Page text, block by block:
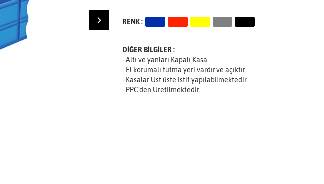
RENK :
DİĞER BİLGİLER :
- Altı ve yanları Kapalı Kasa.
- El korumalı tutma yeri vardır ve açıktır.
- Kasalar Üst üste istif yapılabilmektedir.
- PPC'den Üretilmektedir.